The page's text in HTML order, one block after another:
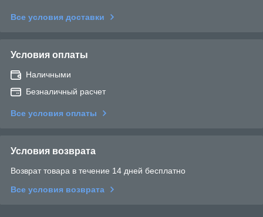
Все условия доставки
Условия оплаты
Наличными
Безналичный расчет
Все условия оплаты
Условия возврата
Возврат товара в течение 14 дней бесплатно
Все условия возврата